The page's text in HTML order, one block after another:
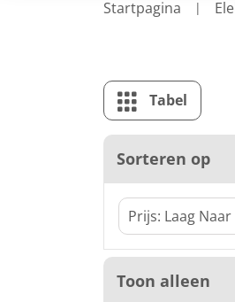
Startpagina
Tabel
Sorteren op
Toon alleen